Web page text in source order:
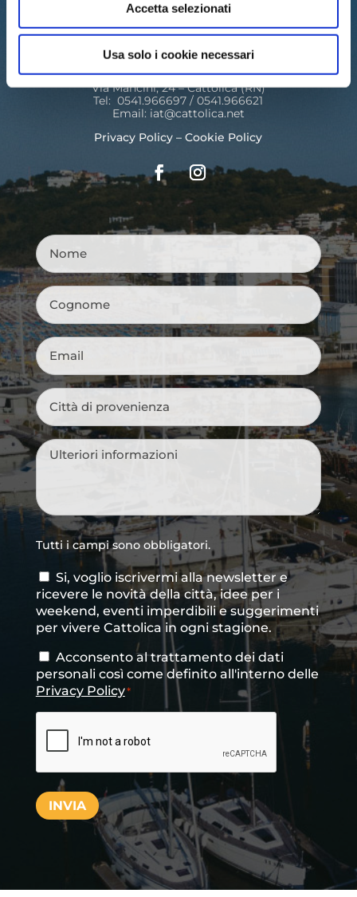
Accetta selezionati
Usa solo i cookie necessari
DEL COMUNE DI CATTOLICA
PALAZZO DEL TURISMO
Via Mancini, 24 – Cattolica (RN)
Tel: 0541.966697 / 0541.966621
Email: iat@cattolica.net
Privacy Policy –Cookie Policy
Nome
Cognome
Email
Città
di
provenienza*
Messaggio
Tutti i campi sono obbligatori.
Consenso
newsletter
Si, voglio iscrivermi alla newsletter e
ricevere le novità della città, idee per i
weekend, eventi imperdibili e suggerimenti
per vivere Cattolica in ogni stagione.
Consenso*
Acconsento al trattamento dei dati
personali così come definito all'interno delle
Privacy Policy*
INVIA